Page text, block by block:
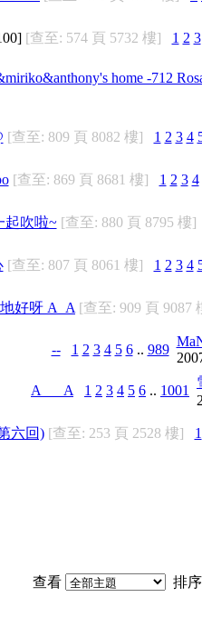
] [查至: 574 頁 5732 樓] 1 2 3
home -712
[查至: 809 頁 8082 樓] 1 2 3 4
[查至: 869 頁 8681 樓] 1 2 3 4
起吹啦~ [查至: 880 頁 8795 樓]
[查至: 807 頁 8061 樓] 1 2 3 4
好呀 A_A [查至: 909 頁 9087
-- 1 2 3 4 5 6.. 989
A___A 1 2 3 4 5 6 .. 1001
六回) [查至: 253 頁 2528 樓] 1
查看 排